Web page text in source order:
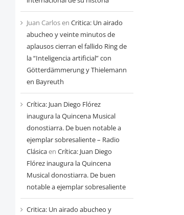
Juan Carlosen Critica: Un airado
abucheo y veinte minutos de
aplausos cierran el fallido Ring de
la “Inteligencia artificial” con
Götterdämmerung y Thielemann
en Bayreuth
Crítica: Juan Diego Flórez
inaugura la Quincena Musical
donostiarra. De buen notable a
ejemplar sobresaliente – Radio
Clásicaen Crítica: Juan Diego
Flórez inaugura la Quincena
Musical donostiarra. De buen
notable a ejemplar sobresaliente
Critica: Un airado abucheo y